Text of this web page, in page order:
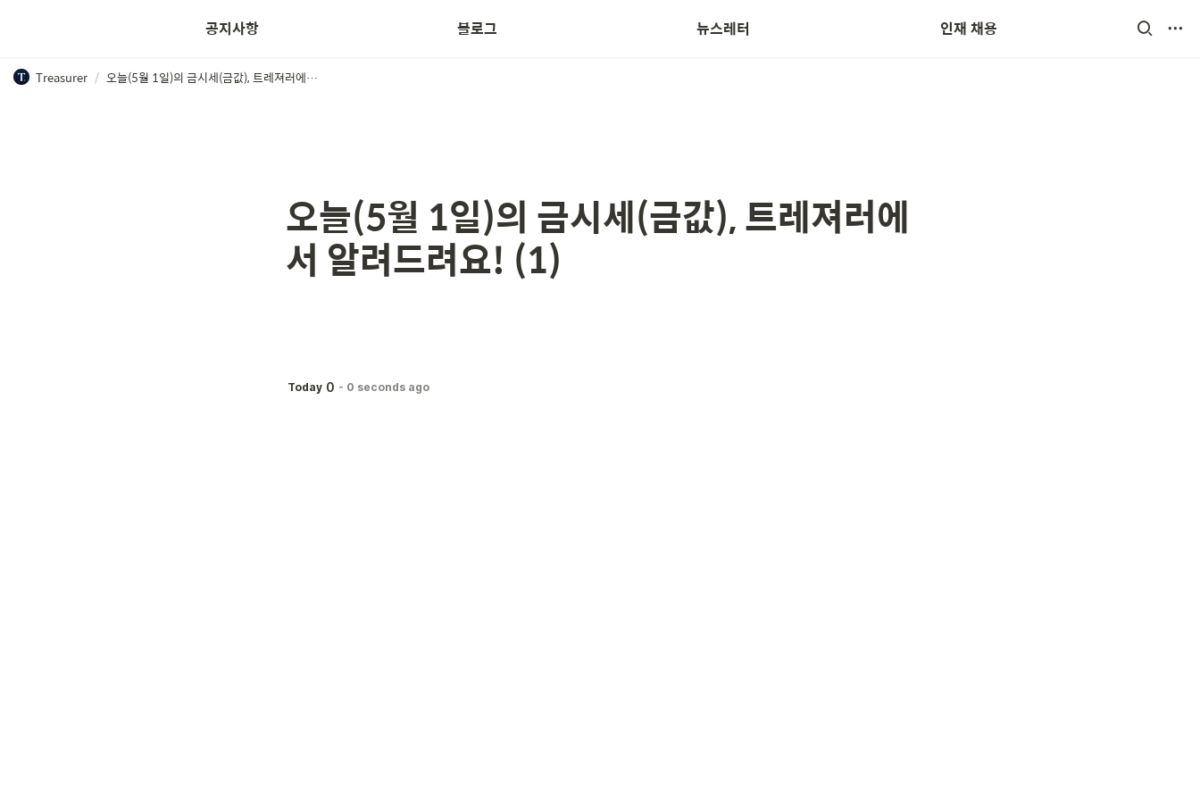
공지사항 블로그 뉴스레터 인재 채용
Treasurer / 오늘(5월 1일)의 금시세(금값), 트레져러에서 알려드려요! (1)
Treasurer News
오늘(5월 1일)의 금시세(금값), 트레져러에
서 알려드려요! (1)
Today 0 - 0 seconds ago